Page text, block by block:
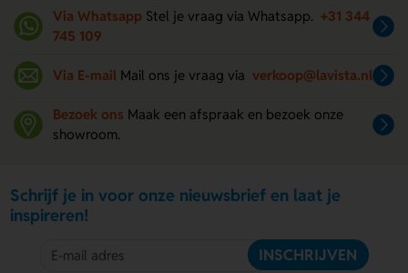
Via Whatsapp Stel je vraag via Whatsapp. +31 344
745 109
Via E-mail Mail ons je vraag via verkoop@lavista.nl
Bezoek ons Maak een afspraak en bezoek onze
showroom.
Schrijf je in voor onze nieuwsbrief en laat je
inspireren!
INSCHRIJVEN